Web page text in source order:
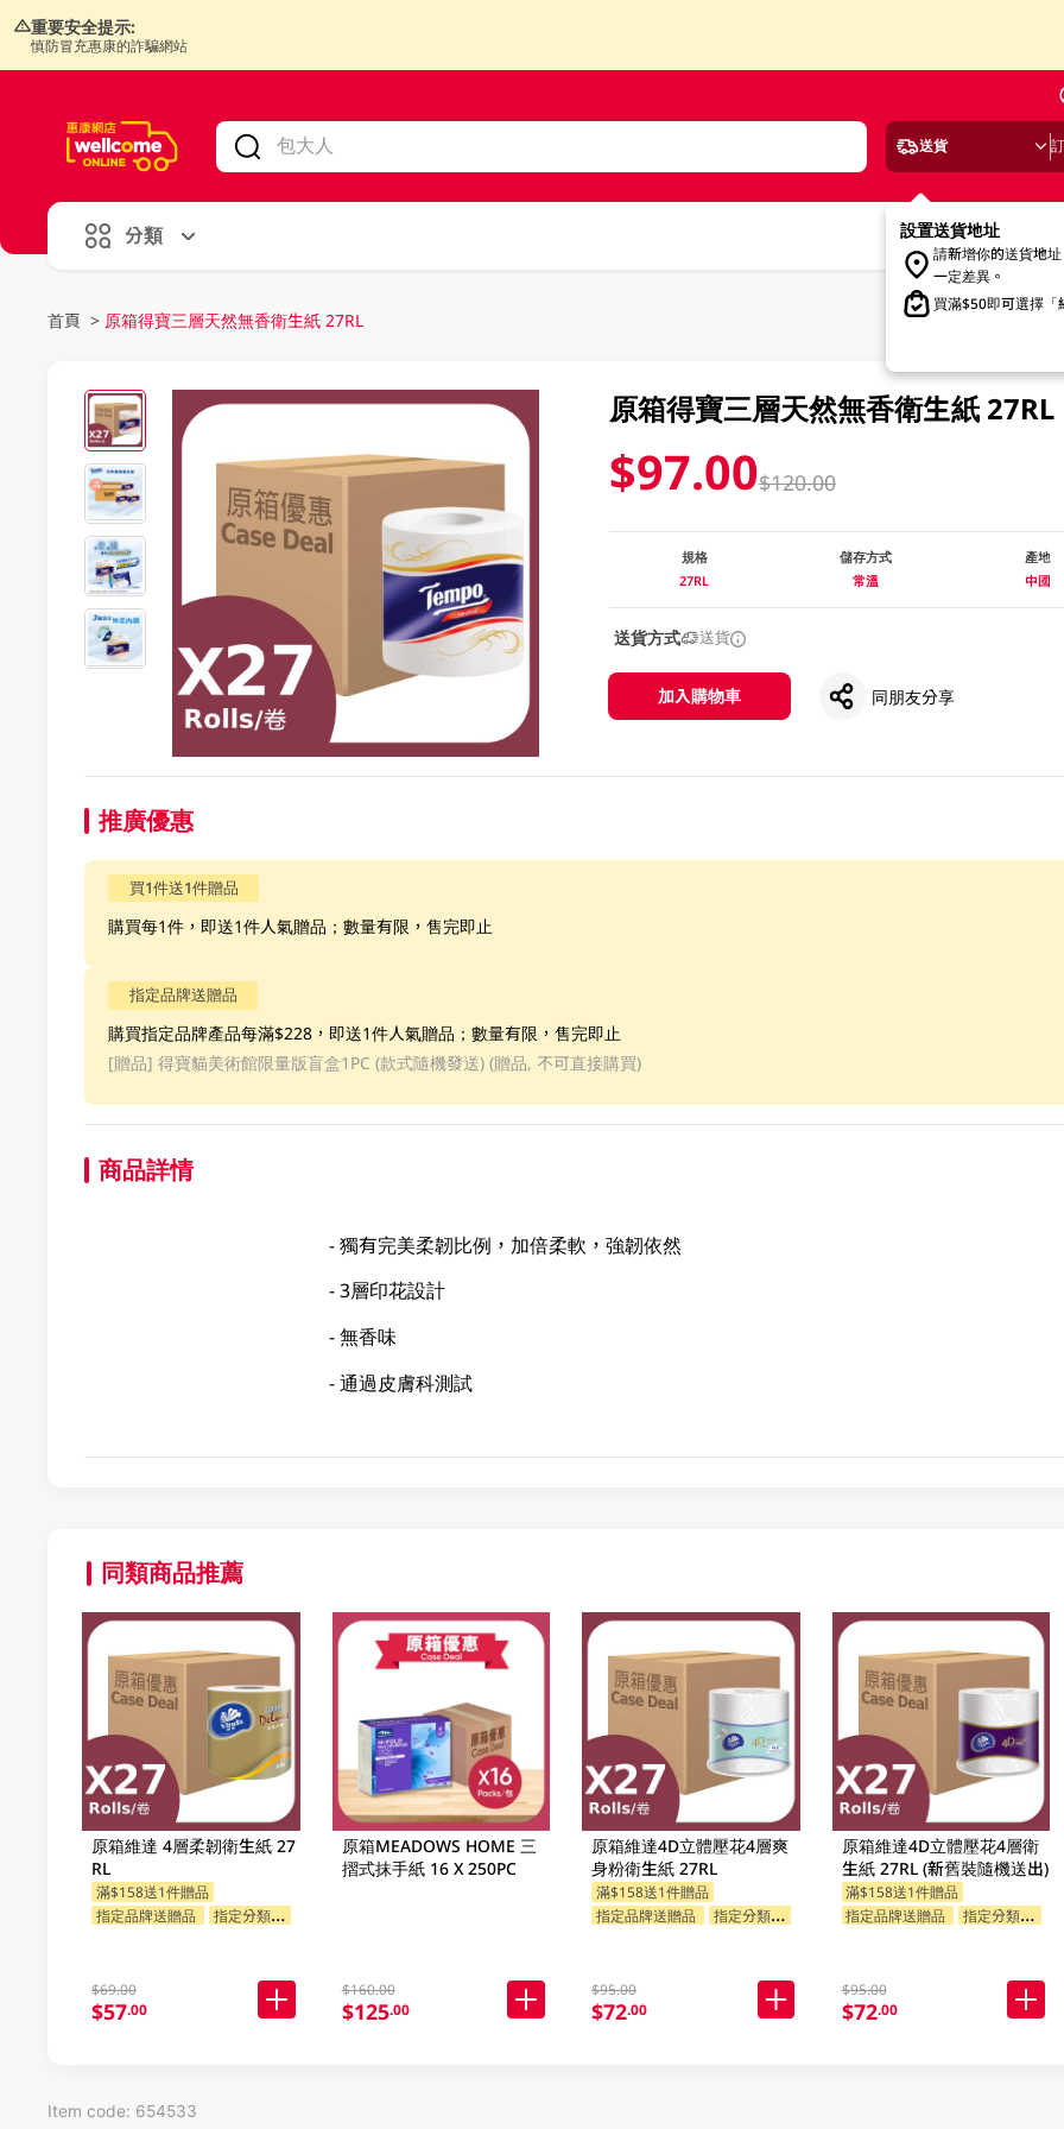
重要安全提示:
慎防冒充惠康的詐騙網站
送貨
設置送貨地址
請新增你的送貨地
一定差異。
買滿$50即可選擇「
分類
首頁 > 原箱得寶三層天然無香衛生紙 27RL
原箱得寶三層天然無香衛生紙 27RL
$97.00$120.00
規格
27RL
儲存方式
常溫
產地
中國
送貨方式 送貨
加入購物車 同朋友分享
推廣優惠
買1件送1件贈品
購買每1件，即送1件人氣贈品；數量有限，售完即止
指定品牌送贈品
購買指定品牌產品每滿$228，即送1件人氣贈品；數量有限，售完即止
[贈品] 得寶貓美術館限量版盲盒1PC (款式隨機發送) (贈品, 不可直接購買)
商品詳情
- 獨有完美柔韌比例，加倍柔軟，強韌依然
- 3層印花設計
- 無香味
- 通過皮膚科測試
同類商品推薦
原箱維達 4層柔韌衛生紙 27
RL
滿$158送1件贈品
指定品牌送贈品
指定分類送贈品
$69.00
$57.00
原箱MEADOWS HOME 三
摺式抹手紙 16 X 250PC
$160.00
$125.00
原箱維達4D立體壓花4層爽
身粉衛生紙 27RL
滿$158送1件贈品
指定品牌送贈品
指定分類送贈品
$95.00
$72.00
原箱維達4D立體壓花4層衛
生紙 27RL (新舊裝隨機送出)
滿$158送1件贈品
指定品牌送贈品
指定分類送贈品
$95.00
$72.00
Item code: 654533